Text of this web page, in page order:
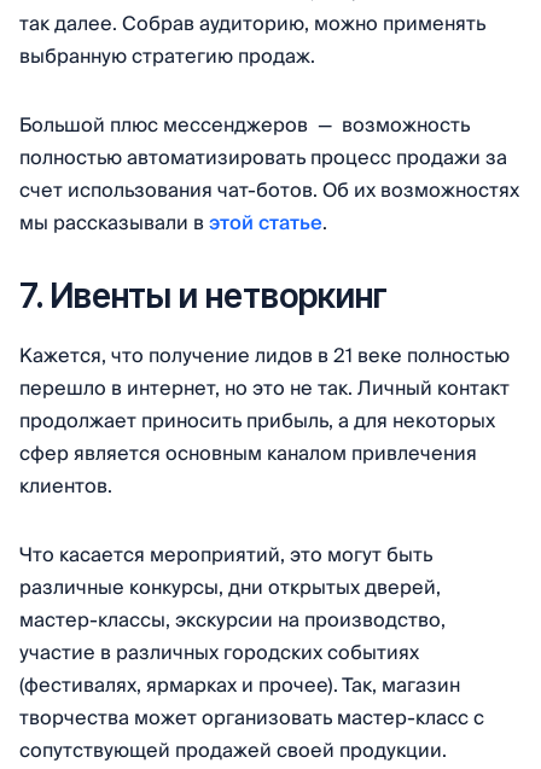
так далее. Собрав аудиторию, можно применять
выбранную стратегию продаж.
Большой плюс мессенджеров — возможность
полностью автоматизировать процесс продажи за
счет использования чат-ботов. Об их возможностях
мы рассказывали вэтой статье.
7. Ивенты и нетворкинг
Кажется, что получение лидов в 21 веке полностью
перешло в интернет, но это не так. Личный контакт
продолжает приносить прибыль, а для некоторых
сфер является основным каналом привлечения
клиентов.
Что касается мероприятий, это могут быть
различные конкурсы, дни открытых дверей,
мастер-классы, экскурсии на производство,
участие в различных городских событиях
(фестивалях, ярмарках и прочее). Так, магазин
творчества может организовать мастер-класс с
сопутствующей продажей своей продукции.